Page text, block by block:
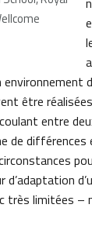
être
entre
de différences
d’adaptation
très limitées –